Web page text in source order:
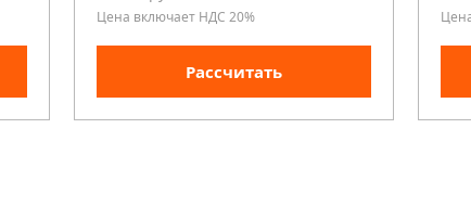
Цена включает НДС 20%
Рассчитать